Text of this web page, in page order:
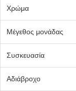
Χρώμα
Μέγεθος μονάδας
Συσκευασία
Αδιάβροχο